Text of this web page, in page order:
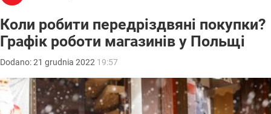
Коли робити передріздвяні покупки?
Графік роботи магазинів у Польщі
Dodano:21 grudnia 2022 19:57